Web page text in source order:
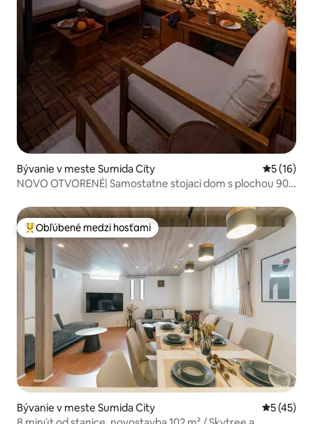
Bývanie v meste Sumida City
5 (16)
NOVO OTVORENÉ| Samostatne stojaci dom s plochou 90
od stanice Skytree, 6 minút| Ubytovanie pre 8 osôb
Najobľúbenejšie medzi hosťami
Obľúbené medzi hosťami
Bývanie v meste Sumida City
5 (45)